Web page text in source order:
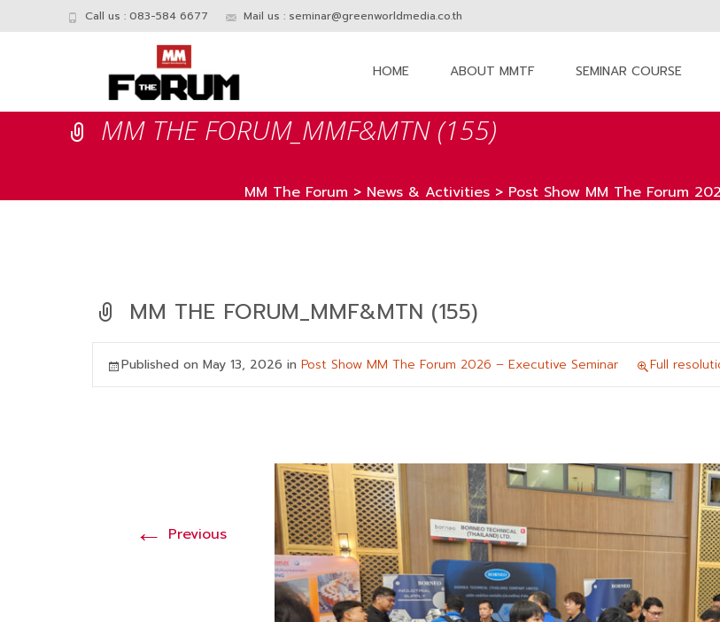
Call us : 083-584 6677 Mail us : seminar@greenworldmedia.co.th
HOME ABOUT MMTF SEMINAR COURSE
MM THE FORUM_MMF&MTN (155)
MM The Forum > News & Activities > Post Show MM The Forum
MM THE FORUM_MMF&MTN (155)
Published on May 13, 2026 in Post Show MM The Forum 2026 – Executive Seminar Full
← Previous